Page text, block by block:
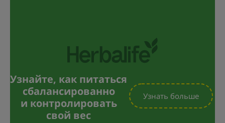
Узнайте, как питаться
сбалансированно
и контролировать
свой вес
Узнать больше